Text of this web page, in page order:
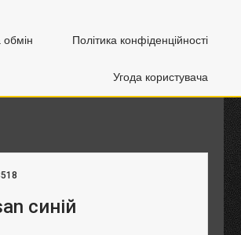
Політика конфіденційності
Угода користувача
синій